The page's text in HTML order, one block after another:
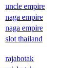
uncle empire
naga empire
naga empire
slot thailand
rajabotak